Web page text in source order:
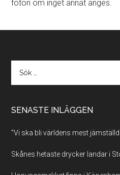
foton om inget annat anges.
SENASTE INLÄGGEN
”Vi ska bli världens mest
Skånes hetaste drycker landar i